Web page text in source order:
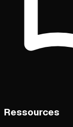
Ressources